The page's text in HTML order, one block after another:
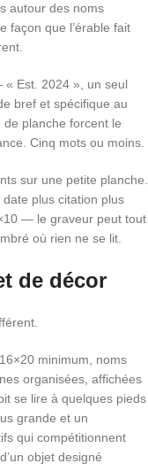
autour des noms
façon que l’érable fait
Est. 2024 », un seul
bref et spécifique au
planche forcent le
Cinq mots ou moins.
sur une petite planche.
plus citation plus
— le graveur peut tout
où rien ne se lit.
de décor
minimum, noms
organisées, affichées
se lire à quelques pieds
grande et un
qui compétitionnent
objet designé